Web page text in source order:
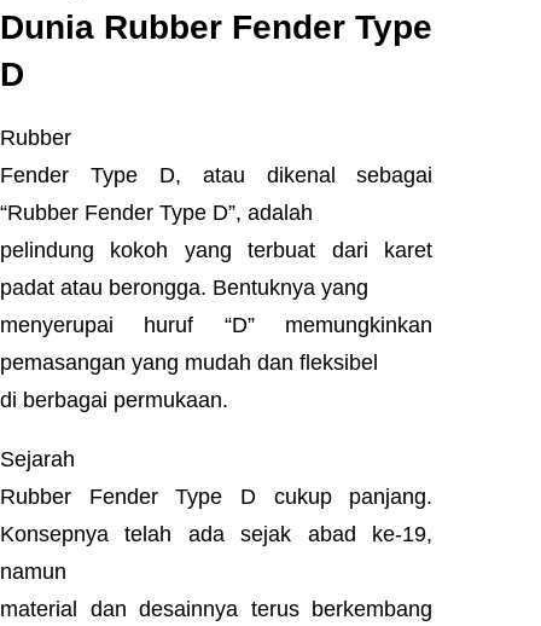
Dunia Rubber Fender Type
D
Rubber
Fender Type D, atau dikenal sebagai
“Rubber Fender Type D”, adalah
pelindung kokoh yang terbuat dari karet
padat atau berongga. Bentuknya yang
menyerupai huruf “D” memungkinkan
pemasangan yang mudah dan fleksibel
di berbagai permukaan.
Sejarah
Rubber Fender Type D cukup panjang.
Konsepnya telah ada sejak abad ke-19,
namun
material dan desainnya terus berkembang